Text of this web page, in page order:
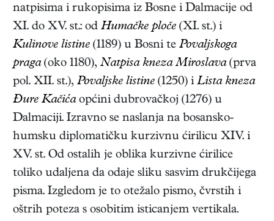
natpisima i rukopisima iz Bosne i Dalmacije od
XI. do XV. st.: od Humačke ploče (XI. st.) i
Kulinove listine (1189) u Bosni te Povaljskoga
praga(oko 1180), Natpisa kneza Miroslava(prva
pol. XII. st.), Povaljske listine (1250) i Lista kneza
Đure Kačićaopćini dubrovačkoj (1276) u
Dalmaciji. Izravno se naslanja na bosansko-
humsku diplomatičku kurzivnu ćirilicu XIV. i
XV. st. Od ostalih je oblika kurzivne ćirilice
toliko udaljena da odaje sliku sasvim drukčijega
pisma. Izgledom je to otežalo pismo, čvrstih i
oštrih poteza s osobitim isticanjem vertikala.